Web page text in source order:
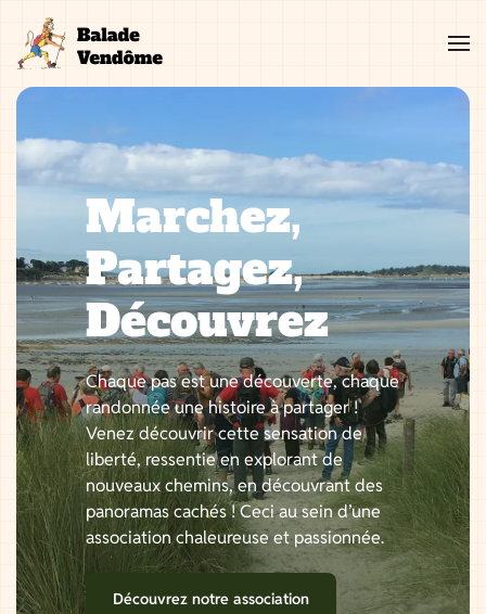
contenu
Marchez,
Partagez,
Découvrez
Chaque pas est une découverte, chaque
randonnée une histoire à partager !
Venez découvrir cette sensation de
liberté, ressentie en explorant de
nouveaux chemins, en découvrant des
panoramas cachés ! Ceci au sein d’une
association chaleureuse et passionnée.
Découvrez notre association